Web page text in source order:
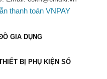
hãng, giá tốt ở đâu?
toàn quốc.
website hoặc đặt
thanh toán VNPAY
GIA DỤNG
BỊ PHỤ KIỆN SỐ